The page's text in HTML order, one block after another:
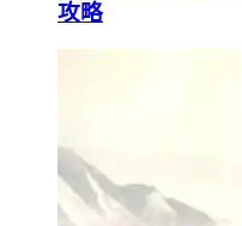
攻略